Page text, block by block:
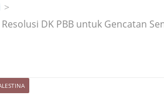
DK PBB untuk Gencatan